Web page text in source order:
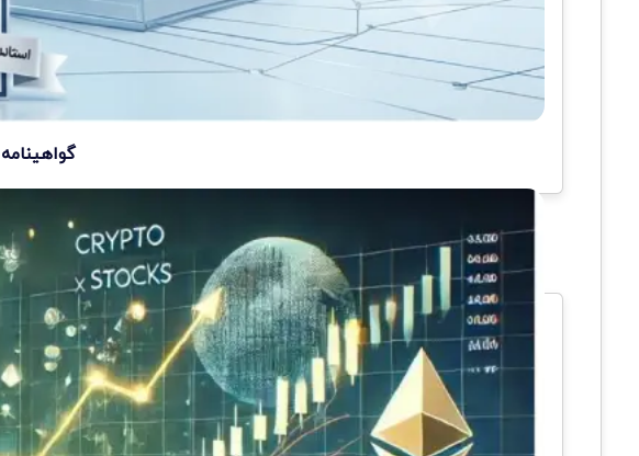
گواهینامه ISO BNB Chain از BSI بریتانیا رسید